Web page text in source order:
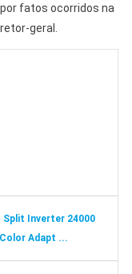
fatos ocorridos na
geral.
Inverter 24000
Adapt ...